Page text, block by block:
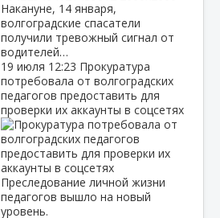
Накануне, 14 января,
волгоградские спасатели
получили тревожный сигнал от
водителей…
19 июля 12:23 Прокуратура
потребовала от волгоградских
педагогов предоставить для
проверки их аккаунты в соцсетях
Преследование личной жизни
педагогов вышло на новый
уровень.